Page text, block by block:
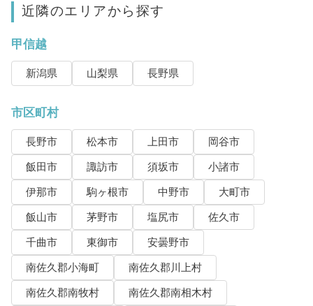
近隣のエリアから探す
甲信越
新潟県 山梨県 長野県
市区町村
長野市 松本市 上田市
岡谷市
飯田市
諏訪市 須坂市
小諸市
伊那市
駒ヶ根市 中野市
大町市
飯山市
茅野市 塩尻市
佐久市
千曲市
東御市
安曇野市
南佐久郡小海町
南佐久郡川上村
南佐久郡南牧村
南佐久郡南相木村